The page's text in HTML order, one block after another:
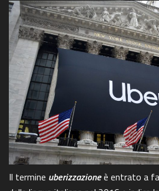
Il termine uberizzazioneè entrato a